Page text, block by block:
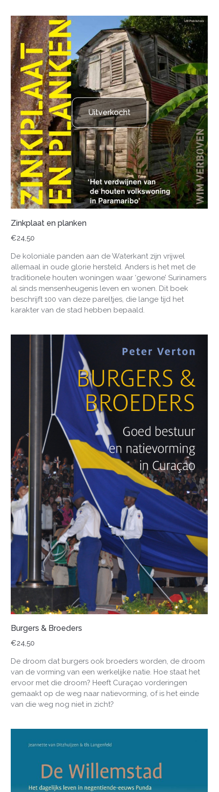
Uitverkocht
Zinkplaat en planken
€24,50
De koloniale panden aan de Waterkant zijn vrijwel
allemaal in oude glorie hersteld. Anders is het met de
traditionele houten woningen waar ‘gewone’ Surinamers
al sinds mensenheugenis leven en wonen. Dit boek
beschrijft 100 van deze pareltjes, die lange tijd het
karakter van de stad hebben bepaald.
Burgers & Broeders
€24,50
De droom dat burgers ook broeders worden, de droom
van de vorming van een werkelijke natie. Hoe staat het
ervoor met die droom? Heeft Curaçao vorderingen
gemaakt op de weg naar natievorming, of is het einde
van die weg nog niet in zicht?